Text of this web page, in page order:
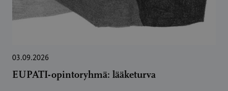
03.09.2026
EUPATI-opintoryhmä: lääketurva